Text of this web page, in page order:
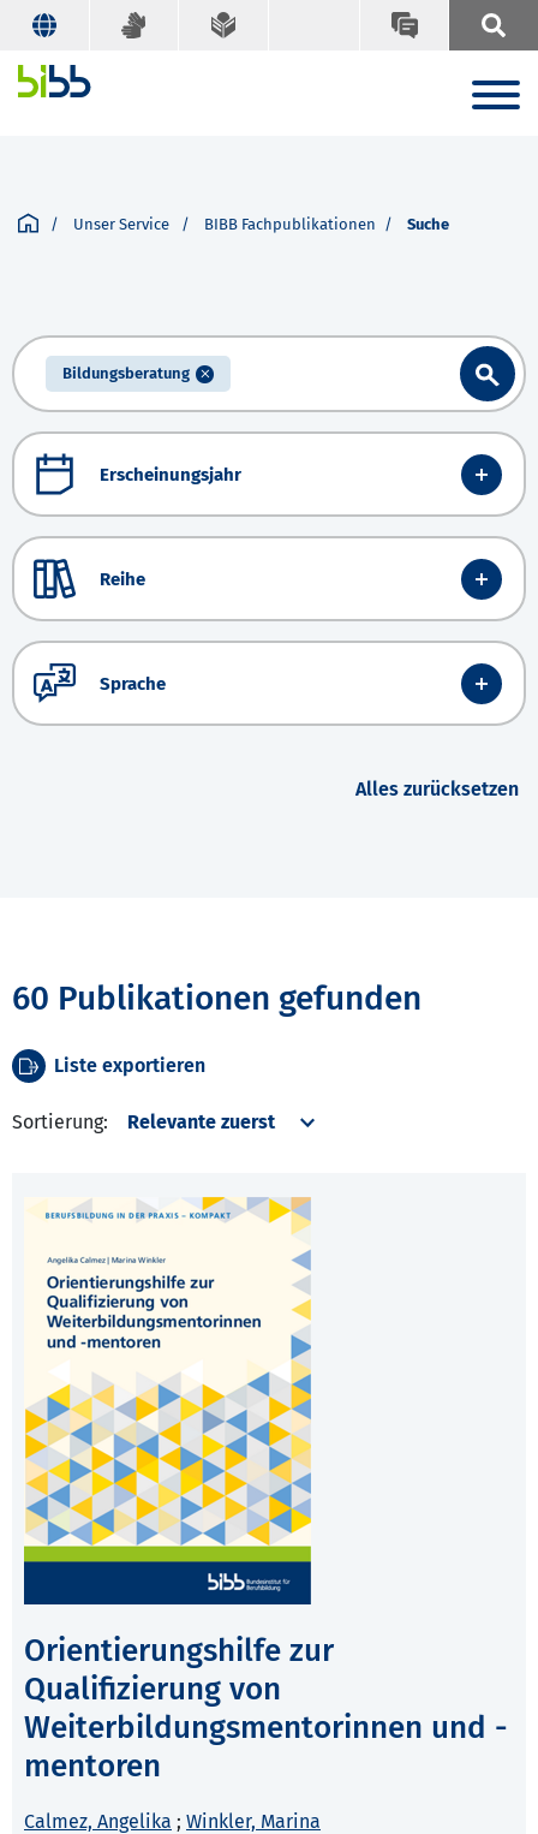
Unser Service BIBB Fachpublikationen Suche
Bildungsberatung
Erscheinungsjahr
Reihe
Sprache
Alles zurücksetzen
60 Publikationen gefunden
Liste exportieren
Sortierung:
Orientierungshilfe zur
Qualifizierung von
Weiterbildungsmentorinnen und -
mentoren
Calmez, Angelika ; Winkler, Marina